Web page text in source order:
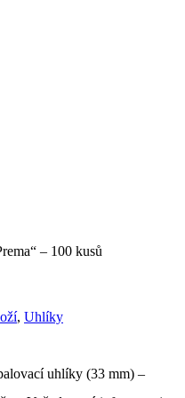
– 100 kusů
, Uhlíky
uhlíky (33 mm) –